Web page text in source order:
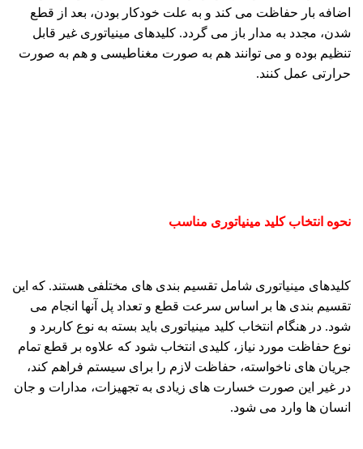
اضافه بار حفاظت می کند و به علت خودکار بودن، بعد از قطع
شدن، مجدد به مدار باز می گردد. کلیدهای مینیاتوری غیر قابل
تنظیم بوده و می توانند هم به صورت مغناطیسی و هم به صورت
حرارتی عمل کنند.
نحوه انتخاب کلید مینیاتوری مناسب
کلیدهای مینیاتوری شامل تقسیم بندی های مختلفی هستند. که این
تقسیم بندی ها بر اساس سرعت قطع و تعداد پل آنها انجام می
شود. در هنگام انتخاب کلید مینیاتوری باید بسته به نوع کاربرد و
نوع حفاظت مورد نیاز، کلیدی انتخاب شود که علاوه بر قطع تمام
جریان های ناخواسته، حفاظت لازم را برای سیستم فراهم کند،
در غیر این صورت خسارت های زیادی به تجهیزات، مدارات و جان
انسان ها وارد می شود.